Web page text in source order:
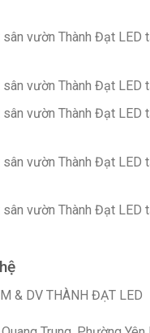
vườn Thành Đạt LED
vườn Thành Đạt LED
vườn Thành Đạt LED
vườn Thành Đạt LED
vườn Thành Đạt LED
& DV THÀNH ĐẠT LED